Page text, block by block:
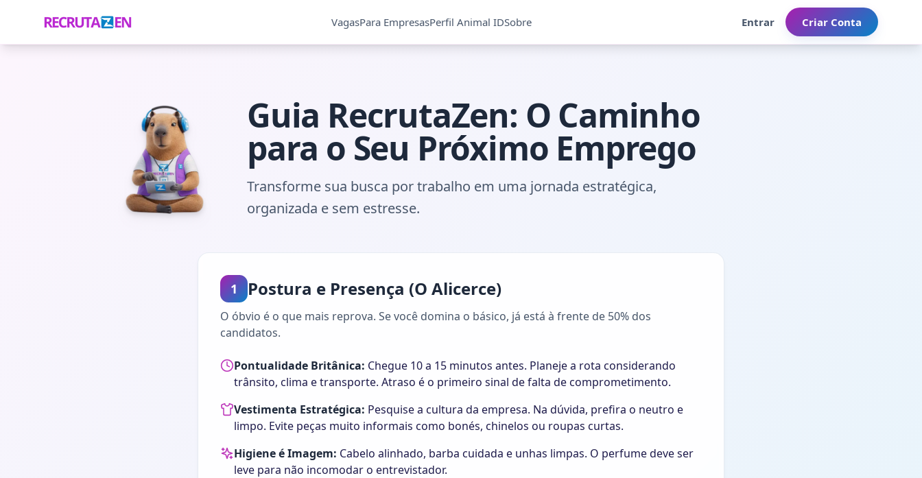
VagasPara EmpresasPerfil Animal IDSobre Entrar Criar Conta
Guia RecrutaZen: O Caminho
para o Seu Próximo Emprego
Transforme sua busca por trabalho em uma jornada estratégica,
organizada e sem estresse.
1 Postura e Presença (O Alicerce)
O óbvio é o que mais reprova. Se você domina o básico, já está à frente de 50% dos
candidatos.
Pontualidade Britânica: Chegue 10 a 15 minutos antes. Planeje a rota considerando
trânsito, clima e transporte. Atraso é o primeiro sinal de falta de comprometimento.
Vestimenta Estratégica: Pesquise a cultura da empresa. Na dúvida, prefira o neutro e
limpo. Evite peças muito informais como bonés, chinelos ou roupas curtas.
Higiene é Imagem: Cabelo alinhado, barba cuidada e unhas limpas. O perfume deve ser
leve para não incomodar o entrevistador.